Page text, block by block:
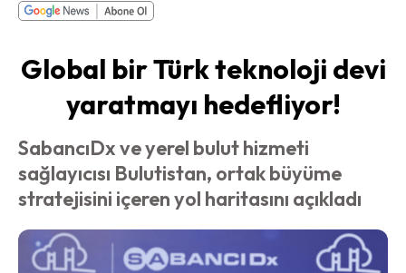
Global bir Türk teknoloji devi
yaratmayı hedefliyor!
SabancıDx ve yerel bulut hizmeti
sağlayıcısı Bulutistan, ortak büyüme
stratejisini içeren yol haritasını açıkladı